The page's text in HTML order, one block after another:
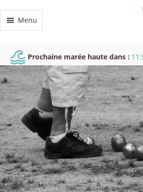
Menu
Prochaine marée haute dans :